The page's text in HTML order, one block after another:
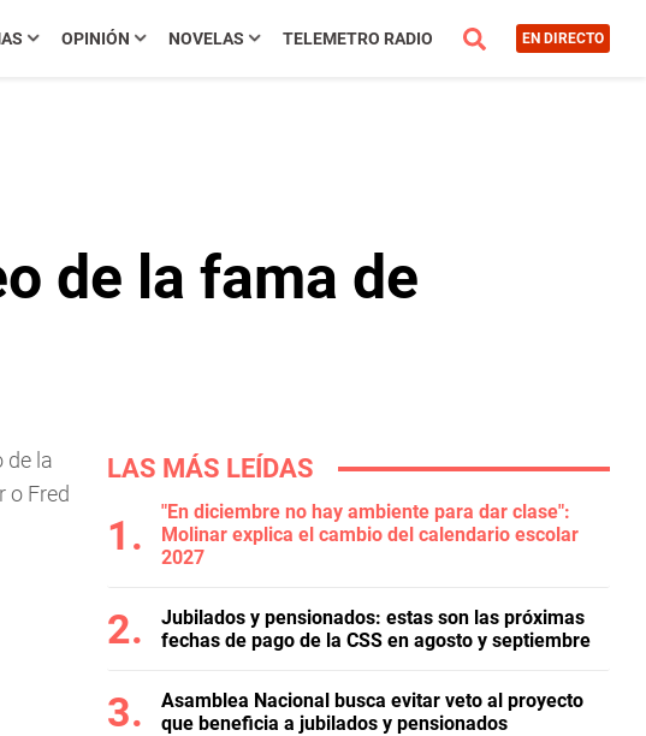
OPINIÓN NOVELAS TELEMETRO RADIO EN DIRECTO
de la fama de
de la
o Fred
LAS MÁS LEÍDAS
"En diciembre no hay ambiente para dar clase":
Molinar explica el cambio del calendario escolar
2027
Jubilados y pensionados: estas son las próximas
fechas de pago de la CSS en agosto y septiembre
Asamblea Nacional busca evitar veto al proyecto
que beneficia a jubilados y pensionados